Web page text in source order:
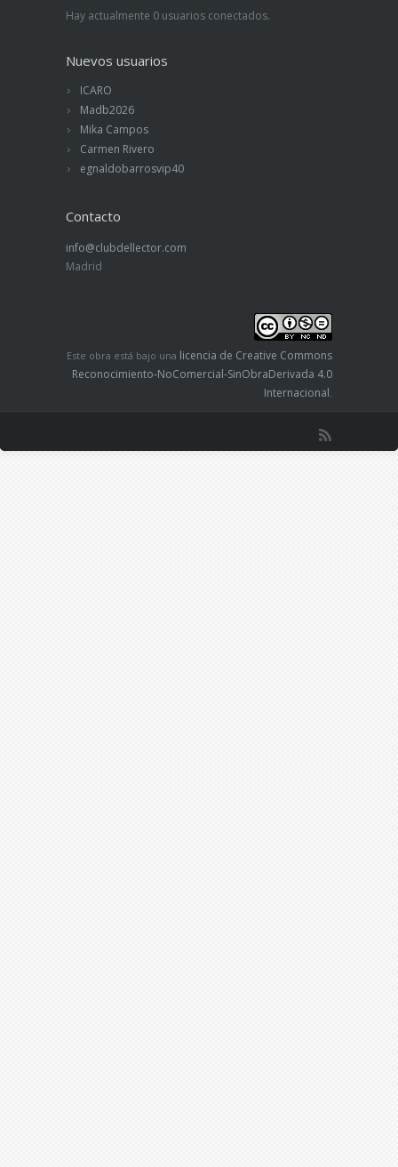
Hay actualmente 0 usuarios conectados.
Nuevos usuarios
ICARO
Madb2026
Mika Campos
Carmen Rivero
egnaldobarrosvip40
Contacto
info@clubdellector.com
Madrid
Este obra está bajo una licencia de Creative Commons
Reconocimiento-NoComercial-SinObraDerivada 4.0
Internacional